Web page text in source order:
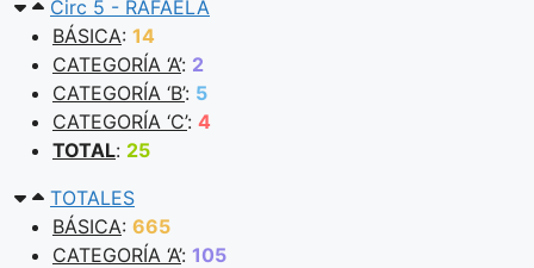
Circ 5 - RAFAELA
BÁSICA: 14
CATEGORÍA ‘A’: 2
CATEGORÍA ‘B’: 5
CATEGORÍA ‘C’: 4
TOTAL: 25
TOTALES
BÁSICA: 665
CATEGORÍA ‘A’: 105